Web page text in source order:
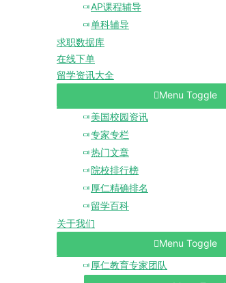
AP课程辅导
单科辅导
求职数据库
在线下单
留学资讯大全
Menu Toggle
美国校园资讯
专家专栏
热门文章
院校排行榜
厚仁精确排名
留学百科
关于我们
Menu Toggle
厚仁教育专家团队